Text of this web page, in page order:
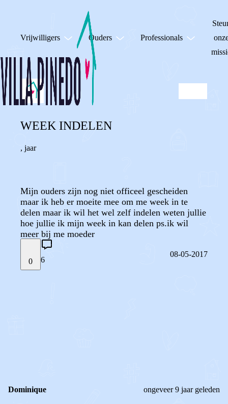
Vrijwilligers Ouders Professionals
WEEK INDELEN
, jaar
Mijn ouders zijn nog niet officeel gescheiden
maar ik heb er moeite mee om me week in te
delen maar ik wil het wel zelf indelen weten jullie
hoe jullie ik mijn week in kan delen ps.ik wil
meer bij me moeder
0 6
08-05-2017
Dominique ongeveer 9 jaar geleden